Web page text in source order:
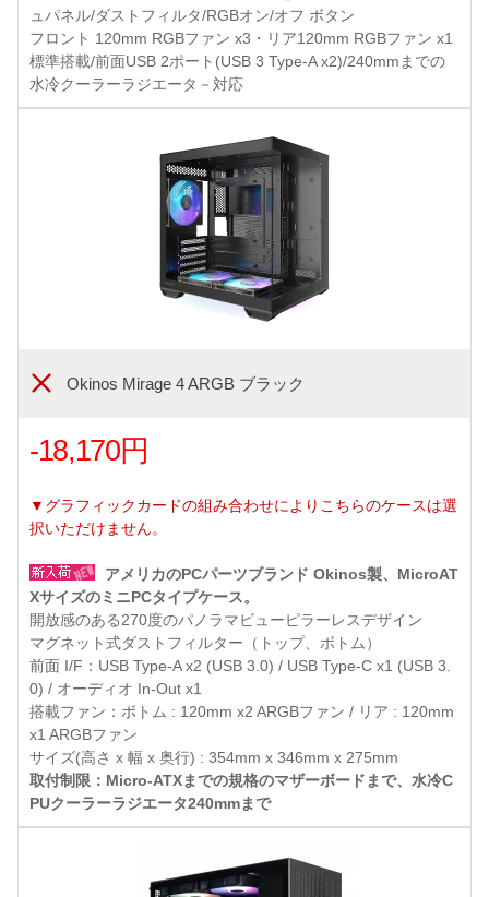
ュパネル/ダストフィルタ/RGBオン/オフ ボタン
フロント 120mm RGBファン x3・リア120mm RGBファン x1
標準搭載/前面USB 2ポート(USB 3 Type-A x2)/240mmまでの
水冷クーラーラジエータ－対応
Okinos Mirage 4 ARGB ブラック
-18,170円
▼グラフィックカードの組み合わせによりこちらのケースは選
択いただけません。
アメリカのPCパーツブランド Okinos製、MicroAT
XサイズのミニPCタイプケース。
開放感のある270度のパノラマビューピラーレスデザイン
マグネット式ダストフィルター（トップ、ボトム）
前面 I/F：USB Type-A x2 (USB 3.0) / USB Type-C x1 (USB 3.
0) / オーディオ In-Out x1
搭載ファン：ボトム : 120mm x2 ARGBファン / リア : 120mm
x1 ARGBファン
サイズ(高さ x 幅 x 奥行) : 354mm x 346mm x 275mm
取付制限：Micro-ATXまでの規格のマザーボードまで、水冷C
PUクーラーラジエータ240mmまで